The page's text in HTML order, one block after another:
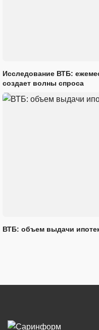
Исследование ВТБ:
создает волны спроса
ВТБ: объем выдачи